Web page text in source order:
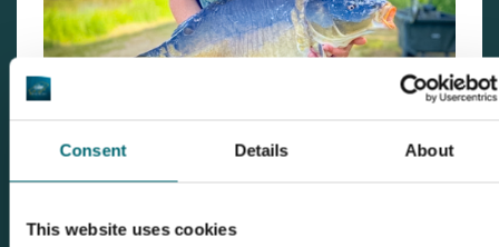
Consent Details About
This website uses cookies
met 18 karpers en een gemiddeld gewicht net onder de